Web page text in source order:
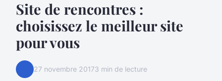
Site de rencontres :
choisissez le meilleur site
pour vous
27 novembre 20173 min de lecture